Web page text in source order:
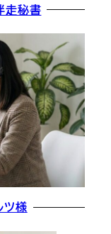
走秘書
ツ様